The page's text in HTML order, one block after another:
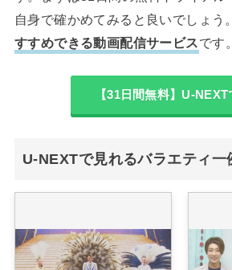
自身で確かめてみると良いでしょう。
すすめできる動画配信サービスです。
【31日間無料】U-NEXT
U-NEXTで見れるバラエティ一